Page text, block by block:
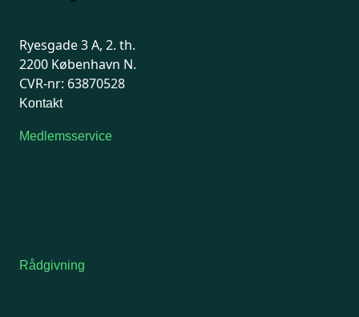
Ryesgade 3 A, 2. th.
2200 København N.
CVR-nr: 63870528
Kontakt
Medlemsservice
Rådgivning